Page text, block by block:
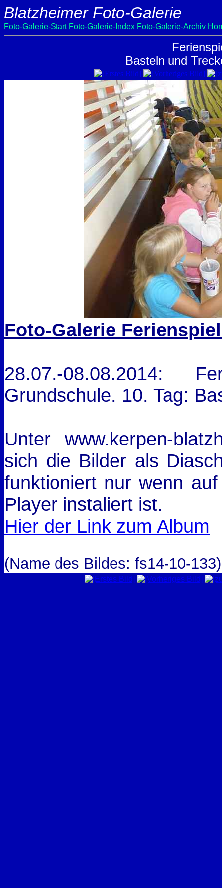
Blatzheimer Foto-Galerie
Foto-Galerie-Start Foto-Galerie-Index Foto-Galerie-Archiv
Basteln und
Foto-Galerie
28.07.-08.08.2014:
Grundschule. 10. Tag:
Unter www.kerpen-
sich die Bilder als
funktioniert nur wenn
Player instaliert ist.
Hier der Link zum Album
(Name des Bildes: fs14-10-133)